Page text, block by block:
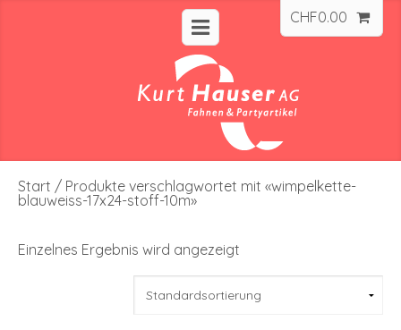
CHF0.00
Start / Produkte verschlagwortet mit «wimpelkette-
blauweiss-17x24-stoff-10m»
Einzelnes Ergebnis wird angezeigt